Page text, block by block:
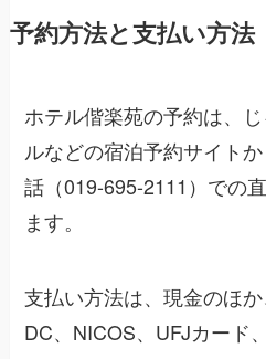
予約方法と支払い方法
ホテル偕楽苑の予約は、
ルなどの宿泊予約サイト
話（019-695-2111）での
ます。
支払い方法は、現金のほか
DC、NICOS、UFJカード